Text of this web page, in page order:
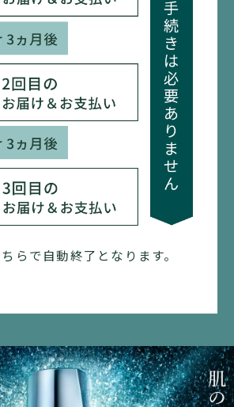
の提供停止）
が第８条のいずれかに該当する場合、
のいずれかに該当する場合、お客さま
となく、本サービスの提供を停止する
とします。
反していることが判明した場合
る料金等の支払債務の履行遅延その他
あった場合
より当社所定の方法にてお申し込みい
申し込み頂いた後、当社からの承諾を
。
申し込みには、当社所定の会員に登録
が必要になります。未登録のお客さま
、本サービスをご利用ください。
し込みは、本サービスの提供期間中、
み日と同じ日付が存在しない場合に
末時点で2ヵ月経過したものとさせてい
らで自動終了となります。